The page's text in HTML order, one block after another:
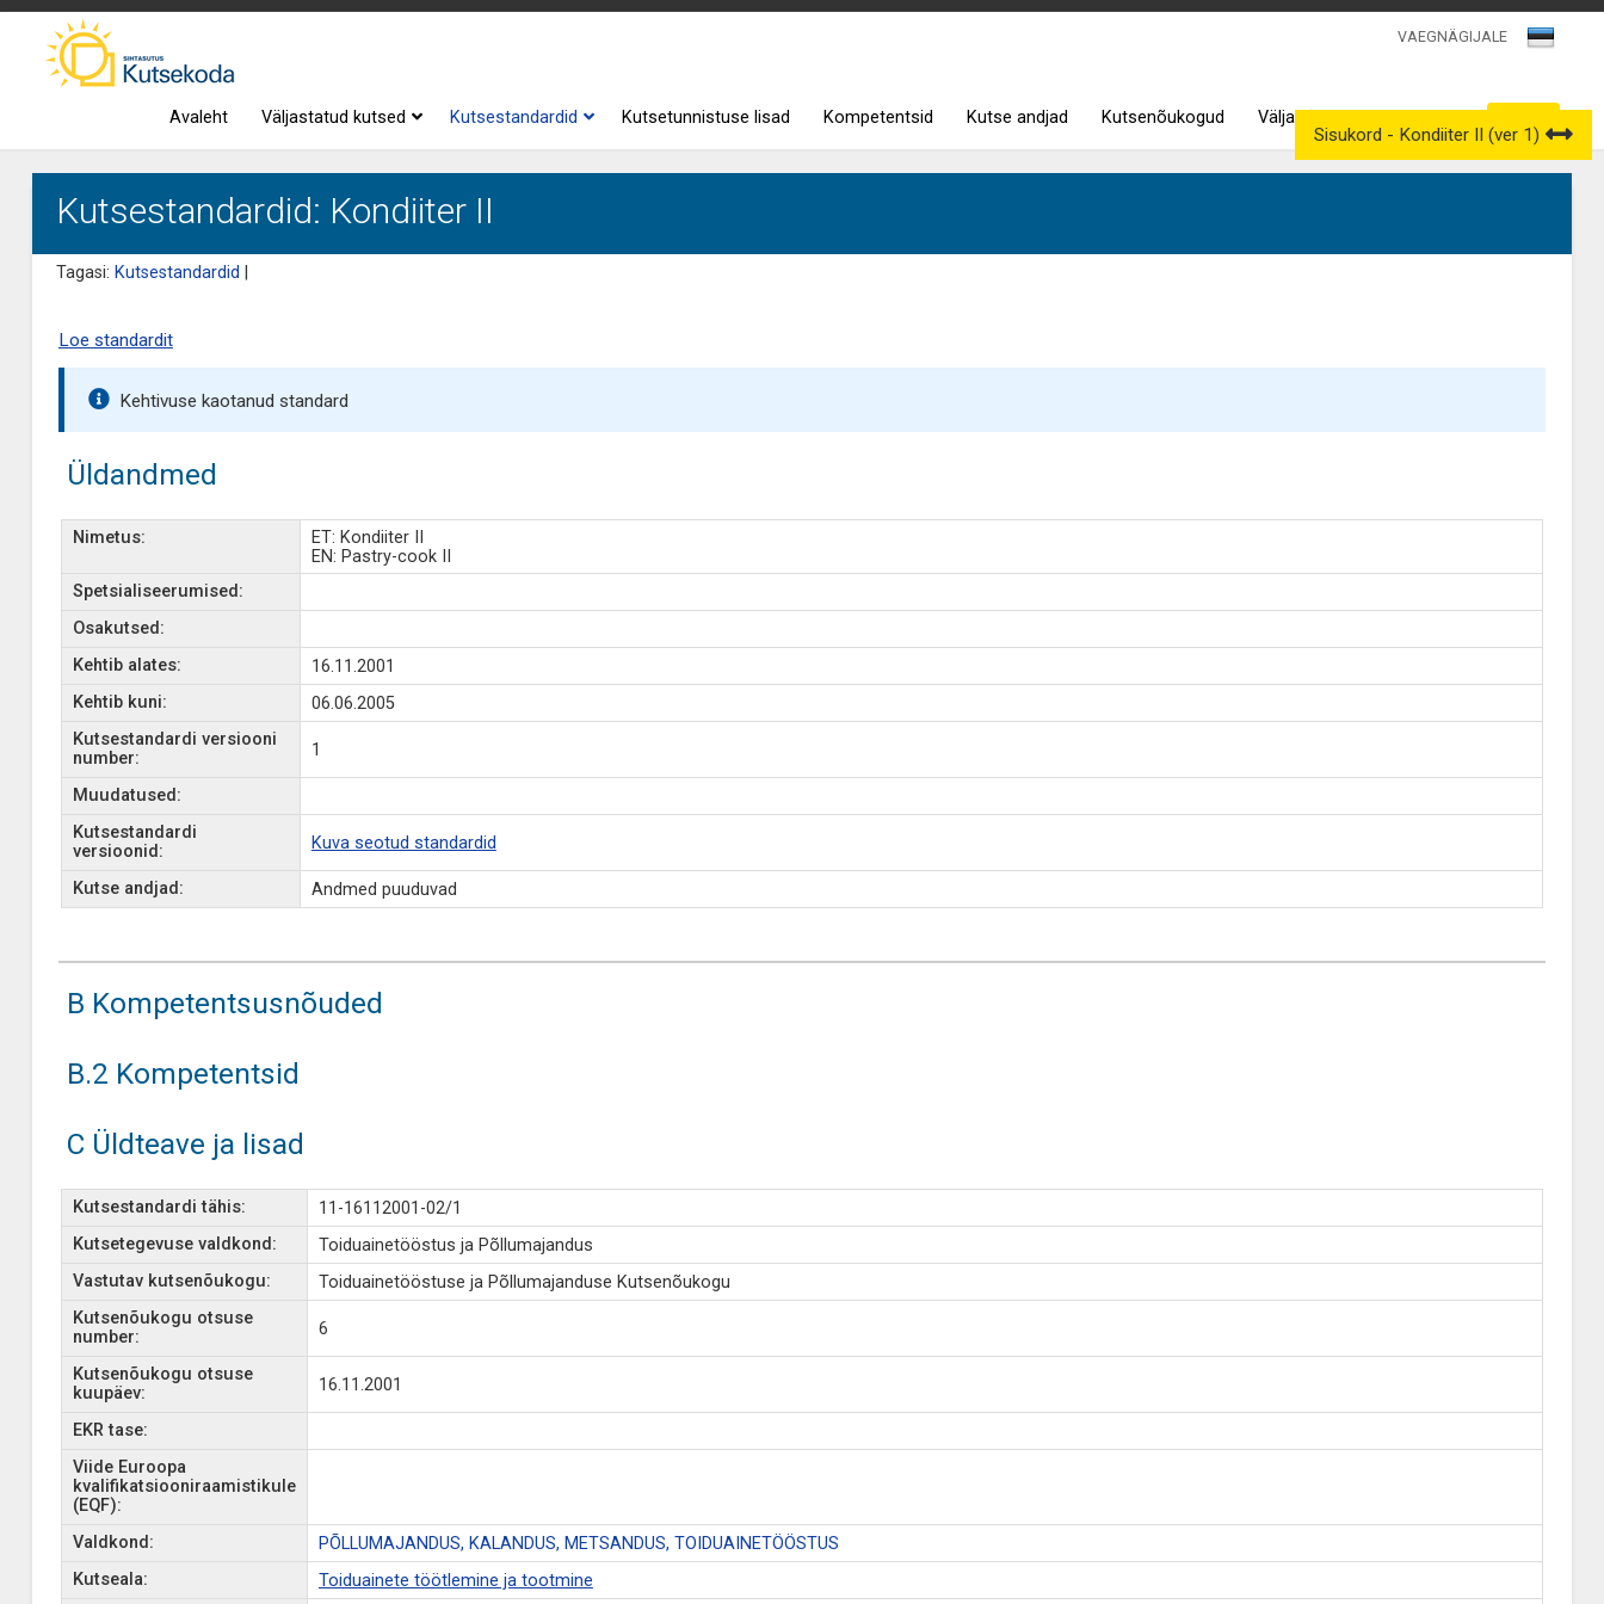
VAEGNÄGIJALE
Avaleht Väljastatud kutsed Kutsestandardid Kutsetunnistuse lisad Kompetentsid Kutse andjad Kutsenõukogud Väljavõtted kutseregistrist
Kutsestandardid: Kondiiter II
Tagasi: Kutsestandardid
Sisukord - Kondiiter II (ver 1)
Loe standardit
Kehtivuse kaotanud standard
Üldandmed
Nimetus:
ET: Kondiiter II
EN: Pastry-cook II
Spetsialiseerumised:
Osakutsed:
Kehtib alates:
16.11.2001
Kehtib kuni:
06.06.2005
Kutsestandardi versiooni
number:
1
Muudatused:
Kutsestandardi
versioonid:
Kuva seotud standardid
Kutse andjad: Andmed puuduvad
B Kompetentsusnõuded
B.2 Kompetentsid
C Üldteave ja lisad
Kutsestandardi tähis:
11-16112001-02/1
Kutsetegevuse valdkond:
Toiduainetööstus ja Põllumajandus
Vastutav kutsenõukogu:
Toiduainetööstuse ja Põllumajanduse Kutsenõukogu
Kutsenõukogu otsuse
number:
6
Kutsenõukogu otsuse
kuupäev:
16.11.2001
EKR tase:
Viide Euroopa
kvalifikatsiooniraamistikule
(EQF):
Valdkond:
PÕLLUMAJANDUS, KALANDUS, METSANDUS, TOIDUAINETÖÖSTUS
Kutseala:
Toiduainete töötlemine ja tootmine